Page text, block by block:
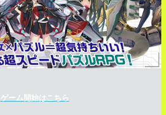
ゲーム開始はこちら